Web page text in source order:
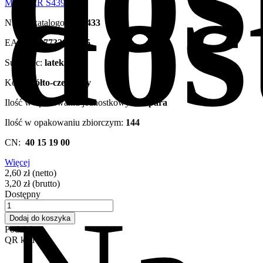
Numer katalogowy:
S433
EAN:
5907732915815
Surowiec: lateks
Kolor:
żółto-czerwony
Ilość w opakowaniu jednostkowym:
1 para
Ilość w opakowaniu zbiorczym: 144
CN: 40 15 19 00
Więcej
2,60 zł (netto)
3,20 zł (brutto)
Dostępny
Dodaj do koszyka
Podziel się
QR kod